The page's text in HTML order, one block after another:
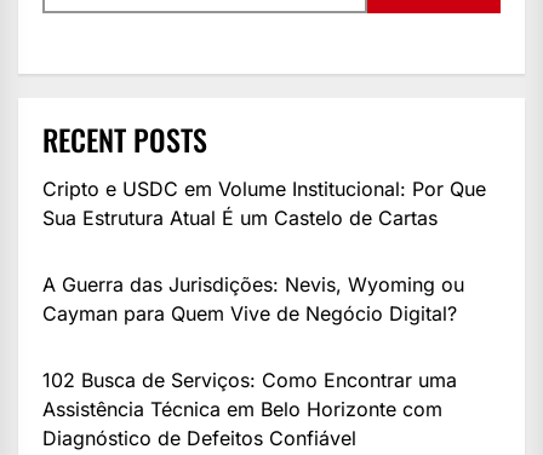
RECENT POSTS
Cripto e USDC em Volume Institucional: Por Que
Sua Estrutura Atual É um Castelo de Cartas
A Guerra das Jurisdições: Nevis, Wyoming ou
Cayman para Quem Vive de Negócio Digital?
102 Busca de Serviços: Como Encontrar uma
Assistência Técnica em Belo Horizonte com
Diagnóstico de Defeitos Confiável